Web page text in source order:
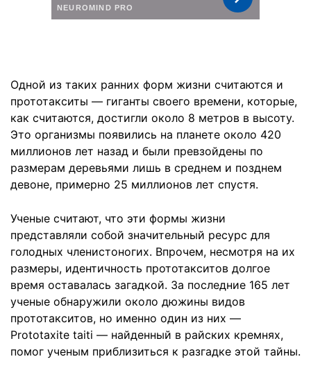
Одной из таких ранних форм жизни считаются и
прототакситы — гиганты своего времени, которые,
как считаются, достигли около 8 метров в высоту.
Это организмы появились на планете около 420
миллионов лет назад и были превзойдены по
размерам деревьями лишь в среднем и позднем
девоне, примерно 25 миллионов лет спустя.
Ученые считают, что эти формы жизни
представляли собой значительный ресурс для
голодных членистоногих. Впрочем, несмотря на их
размеры, идентичность прототакситов долгое
время оставалась загадкой. За последние 165 лет
ученые обнаружили около дюжины видов
прототакситов, но именно один из них —
Prototaxite taiti — найденный в райских кремнях,
помог ученым приблизиться к разгадке этой тайны.